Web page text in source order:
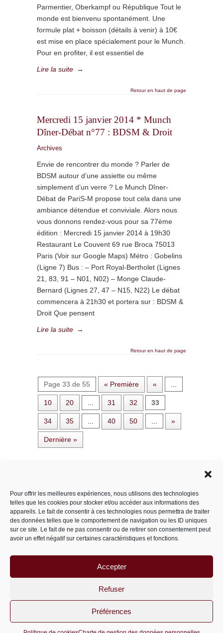
Pour offrir les meilleures expériences, nous utilisons des technologies
telles que les cookies pour stocker et/ou accéder aux informations des
appareils. Le fait de consentir à ces technologies nous permettra de traiter
des données telles que le comportement de navigation ou les ID uniques
sur ce site. Le fait de ne pas consentir ou de retirer son consentement peut
avoir un effet négatif sur certaines caractéristiques et fonctions.
Accepter
Refuser
Préférences
Parmentier, Oberkampf ou République Tout le
monde est bienvenu spontanément. Une
formule plat + boisson (détails à venir) à 10€
est mise en place spécialement pour le Munch.
Pour en profiter, il est essentiel de
Lire la suite →
Retour en haut de page
Mercredi 15 janvier 2014 * Munch
Dîner-Débat n°77 : BDSM & Droit
Archives
Envie de rencontrer du monde ? Parler de
BDSM autour d’une assiette ou même
simplement d’un verre ? Le Munch Dîner-
Débat de PariS-M propose tout cela dans une
ambiance détendue et conviviale. Alors nous
vous donnons rendez-vous pour sa 77ème
édition : Mercredi 15 janvier 2014 à 19h30
Restaurant Le Couvent 69 rue Broca 75013
Paris (Voir sur Google Maps) Métro : Gobelins
(Ligne 7) Bus : – Port Royal-Bertholet (Lignes
21, 83, 91 – N01, N02) – Monge Claude-
Bernard (Lignes 27, 47 – N15, N22) Le débat
commencera à 21h30 et portera sur : BDSM &
Droit Que pensent
Lire la suite →
Retour en haut de page
Page 33 de 55 « Première «
10 20 31 32 33
34 35 40 50 »
Dernière »
Catégories